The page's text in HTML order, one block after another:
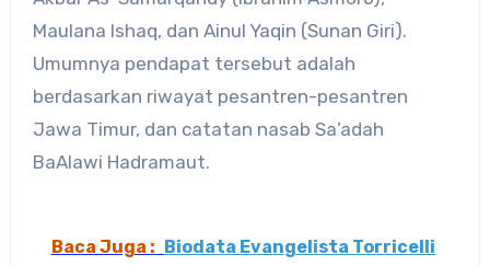
Maulana Ishaq, dan Ainul Yaqin (Sunan Giri).
Umumnya pendapat tersebut adalah
berdasarkan riwayat pesantren-pesantren
Jawa Timur, dan catatan nasab Sa’adah
BaAlawi Hadramaut.
Baca Juga :
Biodata Evangelista Torricelli